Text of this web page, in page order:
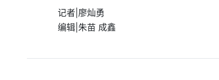
记者|廖灿勇
编辑|朱苗 成鑫